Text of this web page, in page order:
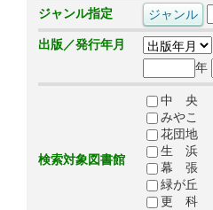
ジャンル指定
出版／発行年月
年
検索対象図書館
中 央
みやこ
花団地
生 浜
幕 張
緑が丘
更 科